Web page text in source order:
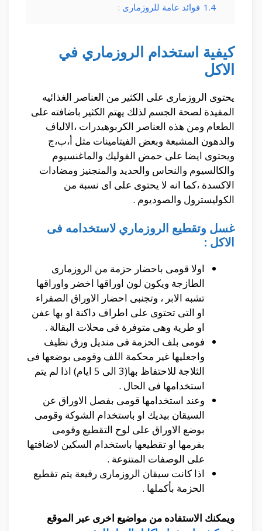
1.4 فوائد عامة للروزمارى :
كيفية استخدام الروزماري في
الاكل
يحتوى الروزمارى على الكثير من العناصر الغذائيه
المفيدة لصحة الجسم لذلك يهتم الكثير باضافته على
الطعام ومن هذه العناصر الكربوهيدرات ،الالياف
والدهون المشبعة وبعض الفيتامينات مثل أ،ب،ج
ويحتوى ايضا على حمض الفوليك والماغنسيوم
والكالسيوم والنحاس والحديد والمنجنيز ومضادات
الاكسدة ،كما انه لا يحتوى على اى نسبة من
الكوليسترول والصوديوم .
غسل وتقطيع الروزماري لاستخدامه فى
الاكل :
اولا قومى باحضار حزمة من الروزمارى
الطازجة ويكون لون اوراقها اخضر واوراقها
تشبه الابر ، وتجنبى احضار الاوراق الصفراء
او التى تحتوى على اطراف داكنة او بها عفن
او طرية وهى متوفرة فى محلات البقالة .
فومى بلف الحزمة فى منديل ورق نظيف
واجعليها غير محكمة اللف وقومى بوضعها فى
الثلاجة للاحتفاظ بها(3 الى 5 ايام) اذا لم يتم
استخدامها فى الحال .
وعند استخدامها قومى بفصل الاوراق عن
السيقان بيديك او باستخدام الشوكة وقومى
بوضع الاوراق على لوح التقطيع وقومى
بفرمها او تقطيعها باستخدام السكين لاضافتها
على الوصفات المتنوعة .
اذا كانت سيقان الروزمارى رفيعة يتم تقطيع
الحزمة بأكملها .
ويمكنك الاستفاده من مواضيع اخرى عبر الموقع